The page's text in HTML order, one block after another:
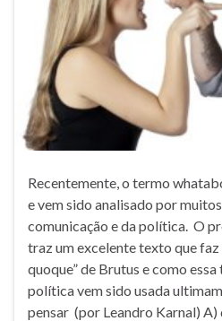
Recentemente, o termo
e vem sido analisado por
comunicação e da política. O
traz um excelente texto que
quoque” de Brutus e como
política vem sido usada
pensar (por Leandro Karnal) A)